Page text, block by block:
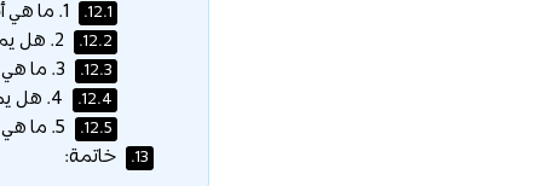
12.1.
12.2.
12.3.
12.4.
12.5.
13. خاتمة: